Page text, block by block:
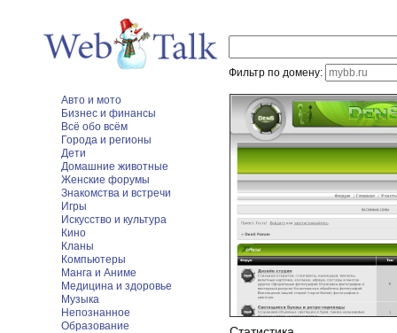
Фильтр по домену:
Авто и мото
Бизнес и финансы
Всё обо всём
Города и регионы
Дети
Домашние животные
Женские форумы
Знакомства и встречи
Игры
Искусство и культура
Кино
Кланы
Компьютеры
Манга и Аниме
Медицина и здоровье
Музыка
Непознанное
Образование